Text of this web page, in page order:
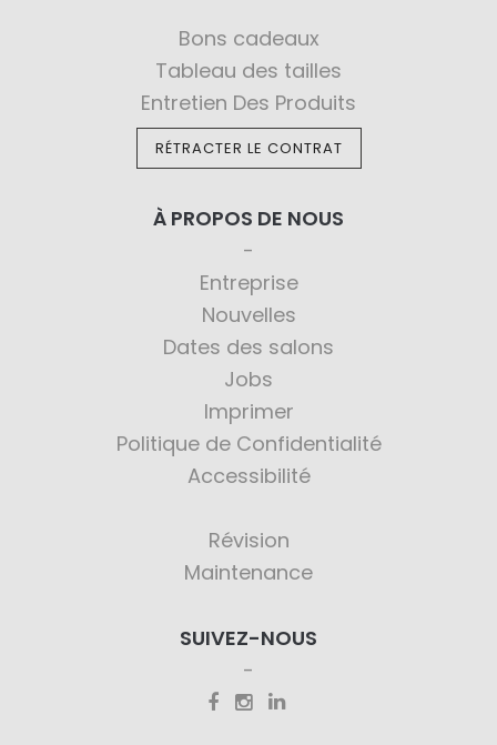
Bons cadeaux
Tableau des tailles
Entretien Des Produits
RÉTRACTER LE CONTRAT
À PROPOS DE NOUS
Entreprise
Nouvelles
Dates des salons
Jobs
Imprimer
Politique de Confidentialité
Accessibilité
Révision
Maintenance
SUIVEZ-NOUS